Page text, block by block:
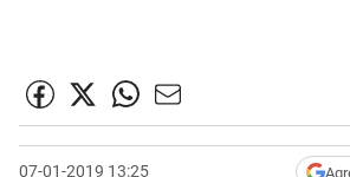
07-01-2019 13:25